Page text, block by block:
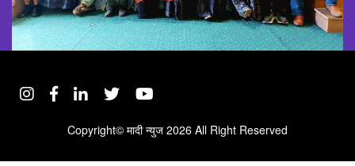
Copyright© मादी न्युज 2026 All Right Reserved